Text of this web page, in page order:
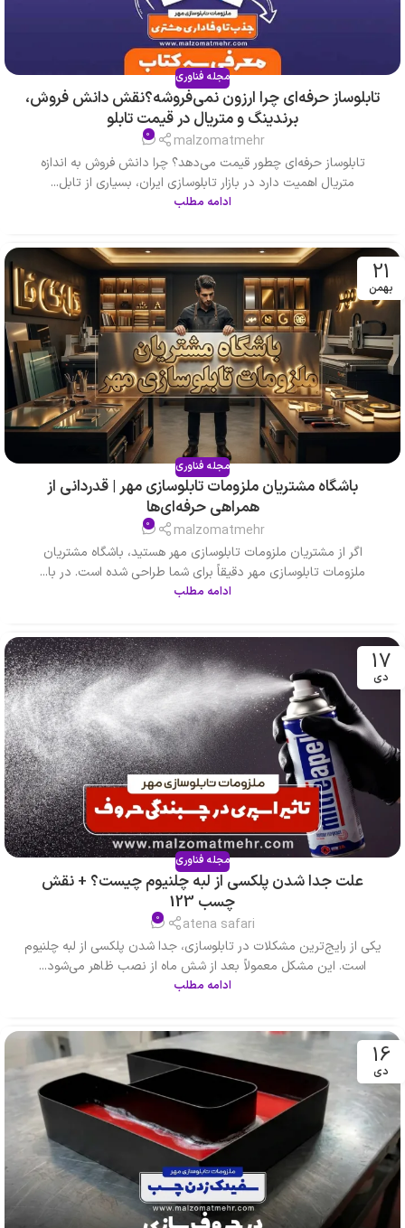
مجله فناوری
تابلوساز حرفه‌ای چرا ارزون نمی‌فروشه؟نقش دانش فروش،
برندینگ و متریال در قیمت تابلو
malzomatmehr
0
تابلوساز حرفه‌ای چطور قیمت می‌دهد؟ چرا دانش فروش به اندازه
متریال اهمیت دارد در بازار تابلوسازی ایران، بسیاری از تابل...
ادامه مطلب
21
بهمن
مجله فناوری
باشگاه مشتریان ملزومات تابلوسازی مهر | قدردانی از
همراهی حرفه‌ای‌ها
malzomatmehr
0
اگر از مشتریان ملزومات تابلوسازی مهر هستید، باشگاه مشتریان
ملزومات تابلوسازی مهر دقیقاً برای شما طراحی شده است. در با...
ادامه مطلب
17
دی
مجله فناوری
علت جدا شدن پلکسی از لبه چلنیوم چیست؟ + نقش
چسب 123
atena safari
0
یکی از رایج‌ترین مشکلات در تابلوسازی، جدا شدن پلکسی از لبه چلنیوم
است. این مشکل معمولاً بعد از شش ماه از نصب ظاهر می‌شود...
ادامه مطلب
16
دی